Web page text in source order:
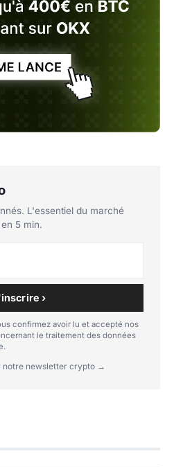
L'essentiel du marché
5 min.
›
confirmez avoir lu et accepté nos
le traitement des données
notre newsletter crypto →